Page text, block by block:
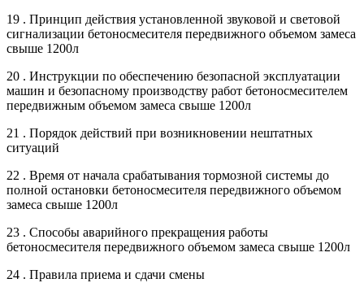
19 . Принцип действия установленной звуковой и световой
сигнализации бетоносмесителя передвижного объемом замеса
свыше 1200л
20 . Инструкции по обеспечению безопасной эксплуатации
машин и безопасному производству работ бетоносмесителем
передвижным объемом замеса свыше 1200л
21 . Порядок действий при возникновении нештатных
ситуаций
22 . Время от начала срабатывания тормозной системы до
полной остановки бетоносмесителя передвижного объемом
замеса свыше 1200л
23 . Способы аварийного прекращения работы
бетоносмесителя передвижного объемом замеса свыше 1200л
24 . Правила приема и сдачи смены